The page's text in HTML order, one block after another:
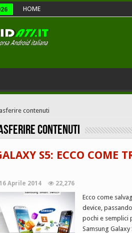
HOME
contenuti
contenuti
S5: ECCO COME
16 Aprile 2014 22,276
Ecco come
device,
pochi e semplici
Samsung